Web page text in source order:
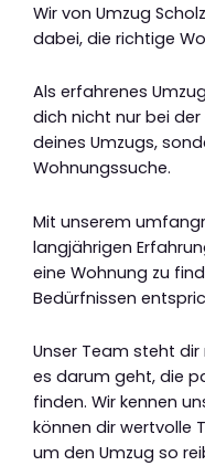
Wir von Umzug
dabei, die richtige
Als erfahrenes
dich nicht nur bei
deines Umzugs,
Wohnungssuche.
Mit unserem
langjährigen
eine Wohnung zu
Bedürfnissen
Unser Team steht dir
es darum geht, die
finden. Wir kennen
können dir wertvolle
um den Umzug so